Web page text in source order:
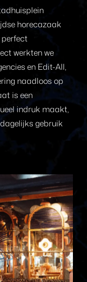
horecazaak
werkten we
en Edit-All,
naadloos op
is een
indruk maakt,
gebruik